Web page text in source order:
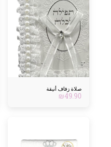
صلاة زفاف أنيقة
₪49.90